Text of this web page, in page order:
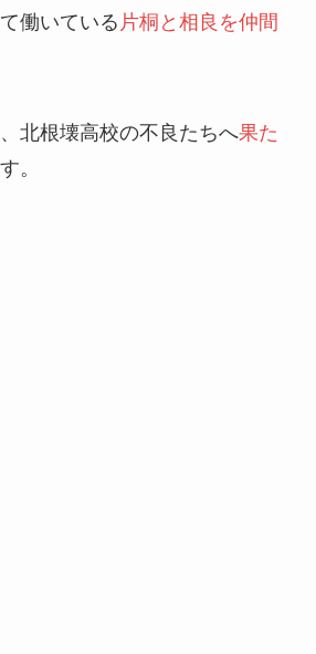
働いている 片桐と相良を仲間
北根壊高校の不良たちへ果た
。